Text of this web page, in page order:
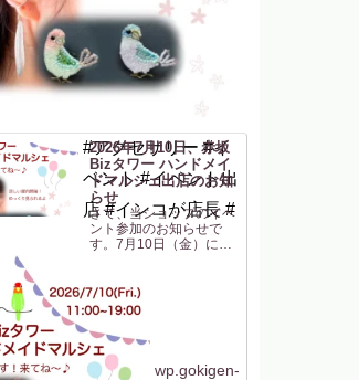
2026年7月10日、赤坂
Bizタワー ハンドメイ
ドマルシェ出店のお知
らせ
さて、当ショップのイベ
ント参加のお知らせで
す。7月10日（金）に
加します！今回は初めて
の場所、赤坂です！行く
機会がないのでよくわか
らないですがwなんだか
聞いたことはあるけど行
ったことがない「赤坂...
wp.gokigen-
#アクセサリー #イ
ベント #イベント出
店 #インコが店長 #